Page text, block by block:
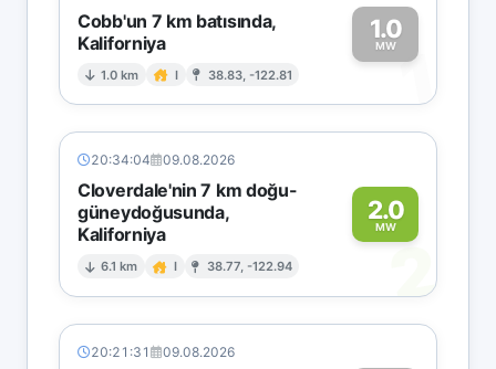
Cobb'un 7 km batısında,
Kaliforniya
1.0 km I 38.83, -122.81
1.0
MW1
20:34:04 09.08.2026
Cloverdale'nin 7 km doğu-
güneydoğusunda,
Kaliforniya
6.1 km I 38.77, -122.94
2.0
MW
2
20:21:31 09.08.2026